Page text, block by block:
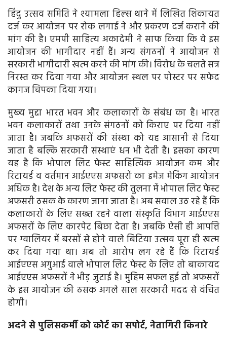
हिंदु उत्सव समिति ने श्यामला हिल्स थाने में लिखित शिकायत
दर्ज कर आयोजन पर रोक लगाई ने और प्रकरण दर्ज कराने की
मांग की है। एमपी साहित्‍य अकादेमी ने साफ किया कि वे इस
आयोजन की भागीदार नहीं हैं। अन्‍य संगठनों ने आयोजन से
सरकारी भागीदारी खत्‍म करने की मांग की। विरोध के चलते सत्र
निरस्‍त कर दिया गया और आयोजन स्थल पर पोस्टर पर सफेद
कागज चिपका दिया गया।
मुख्‍य मुद्दा भारत भवन और कलाकारों के संबंध का है। भारत
भवन कलाकारों तथा उनके संगठनों को किराए पर दिया नहीं
जाता है। जबकि अफसरों की संस्‍था को यह आसानी से दिया
जाता है बल्कि सरकारी संस्‍थाएं धन भी देती हैं। इसका कारण
यह है कि भोपाल लिट फेस्‍ट साहित्यिक आयोजन कम और
रिटायर्ड व वर्तमान आईएएस अफसरों का इमेज मेकिंग आयोजन
अधिक है। देश के अन्‍य लिट फेस्‍ट की तुलना में भोपाल लिट फेस्‍ट
अफसरी ठसक के कारण जाना जाता है। अब सवाल उठ रहे हैं कि
कलाकारों के लिए सख्‍त रहने वाला संस्‍कृति विभाग आईएएस
अफसरों के लिए कारपेट बिछा देता है। जबकि ऐसी ही आपत्ति
पर ग्‍वालियर में बरसों से होने वाले बिटिया उत्‍सव पूरा ही खत्‍म
कर दिया गया था। अब तो आरोप लग रहे हैं कि रिटायर्ड
आईएएस अगुआई वाले भोपाल लिट फेस्‍ट के लिए तो बाकायद
आईएएस अफसरों ने भीड़ जुटाई है। मुहिम सफल हुई तो अफसरों
के इस आयोजन की ठसक अगले साल सरकारी मदद से वंचित
होगी।
अदने से पुलिसकर्मी को कोर्ट का सपोर्ट, नेतागिरी किनारे